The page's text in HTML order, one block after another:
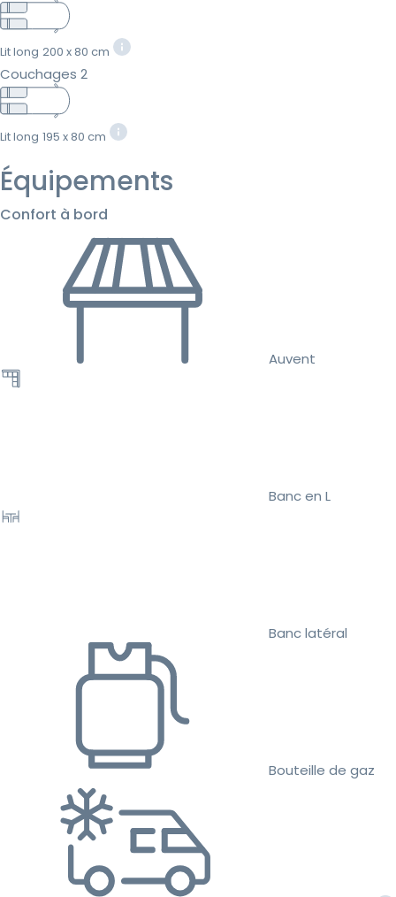
Lit long 200 x 80 cm
Couchages 2
Lit long 195 x 80 cm
Équipements
Confort à bord
Auvent
Banc en L
Banc latéral
Bouteille de gaz